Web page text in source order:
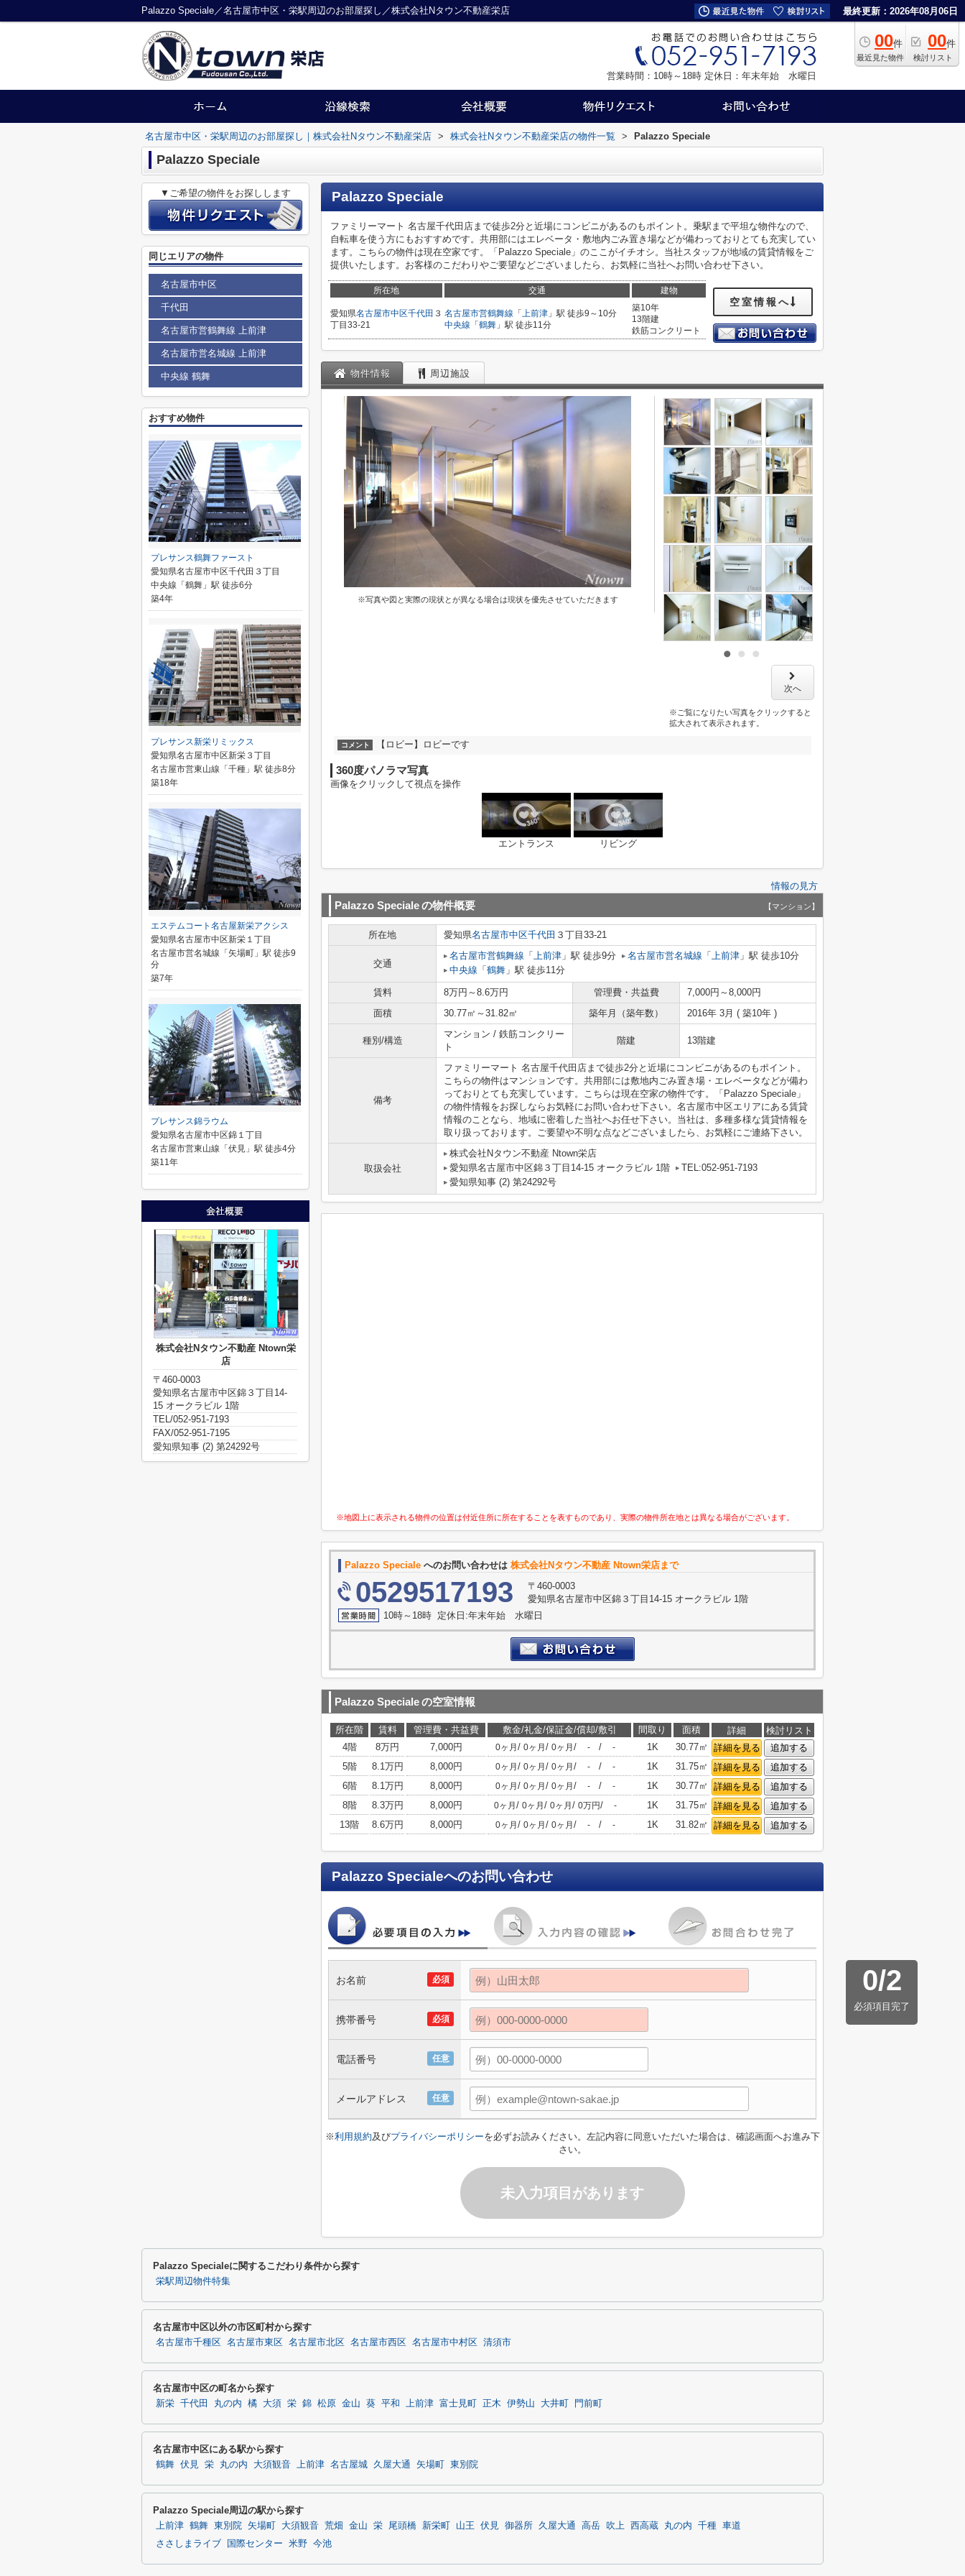
Palazzo Speciale／名古屋市中区・栄駅周辺のお部屋探し／株式会社Nタウン不動産栄店 最終更新：2026年08月06日
00件
最近見た物件
00件
検討リスト
営業時間：10時～18時 定休日：年末年始 水曜日
名古屋市中区・栄駅周辺のお部屋探し｜株式会社Nタウン不動産栄店 > 株式会社Nタウン不動産栄店の物件一覧 > Palazzo Speciale
Palazzo Speciale
Palazzo Speciale
ファミリーマート 名古屋千代田店まで徒歩2分と近場にコンビニがあるのもポイント。乗駅まで平坦な物件なので、
自転車を使う方にもおすすめです。共用部にはエレベータ・敷地内ごみ置き場などが備わっておりとても充実してい
ます。こちらの物件は現在空家です。「Palazzo Speciale」のここがイチオシ。当社スタッフが地域の賃貸情報をご
提供いたします。お客様のこだわりやご要望などございましたら、お気軽に当社へお問い合わせ下さい。
所在地 交通 建物
愛知県名古屋市中区千代田 ３
丁目33-21
名古屋市営鶴舞線 「 上前津 」駅 徒歩9～10分
中央線 「 鶴舞 」駅 徒歩11分
築10年
13階建
鉄筋コンクリート
空室情報へ
物件情報 周辺施設
※写真や図と実際の現状とが異なる場合は現状を優先させていただきます
次へ
※ご覧になりたい写真をクリックすると
拡大されて表示されます。
コメント 【ロビー】ロビーです
360度パノラマ写真
画像をクリックして視点を操作
エントランス リビング
情報の見方
Palazzo Specialeの物件概要 【マンション】
所在地 愛知県名古屋市中区千代田 ３丁目33-21
交通
名古屋市営鶴舞線 「 上前津 」駅 徒歩9分 名古屋市営名城線 「 上前津 」駅 徒歩10分
中央線 「 鶴舞 」駅 徒歩11分
賃料 8万円～8.6万円 管理費・共益費
7,000円～8,000円
面積
30.77㎡～31.82㎡ 築年月（築年数） 2016年 3月 ( 築10年 )
種別/構造
マンション / 鉄筋コンクリー
ト
階建 13階建
備考
ファミリーマート 名古屋千代田店まで徒歩2分と近場にコンビニがあるのもポイント。
こちらの物件はマンションです。共用部には敷地内ごみ置き場・エレベータなどが備わ
っておりとても充実しています。こちらは現在空家の物件です。「Palazzo Speciale」
の物件情報をお探しならお気軽にお問い合わせ下さい。名古屋市中区エリアにある賃貸
情報のことなら、地域に密着した当社へお任せ下さい。当社は、多種多様な賃貸情報を
取り扱っております。ご要望や不明な点などございましたら、お気軽にご連絡下さい。
取扱会社
株式会社Nタウン不動産 Ntown栄店
愛知県名古屋市中区錦３丁目14-15 オークラビル 1階
TEL:052-951-7193
愛知県知事 (2) 第24292号
※地図上に表示される物件の位置は付近住所に所在することを表すものであり、実際の物件所在地とは異なる場合がございます。
Palazzo Speciale へのお問い合わせは 株式会社Nタウン不動産 Ntown栄店まで
0529517193
〒460-0003
愛知県名古屋市中区錦３丁目14-15 オークラビル 1階
10時～18時 定休日:年末年始 水曜日
Palazzo Specialeの空室情報
所在階 賃料 管理費・共益費 敷金/礼金/保証金/償却/敷引 間取り 面積 詳細
検討リスト
4階
8万円 7,000円 0ヶ月 / 0ヶ月 / 0ヶ月 / - / - 1K 30.77㎡ 詳細を見る
追加する
5階
8.1万円 8,000円 0ヶ月 / 0ヶ月 / 0ヶ月 / - / - 1K 31.75㎡ 詳細を見る
追加する
6階
8.1万円 8,000円 0ヶ月 / 0ヶ月 / 0ヶ月 / - / - 1K 30.77㎡ 詳細を見る
追加する
8階
8.3万円 8,000円 0ヶ月 / 0ヶ月 / 0ヶ月 / 0万円/ - 1K 31.75㎡ 詳細を見る
追加する
13階
8.6万円 8,000円 0ヶ月 / 0ヶ月 / 0ヶ月 / - / - 1K 31.82㎡ 詳細を見る 追加する
Palazzo Specialeへのお問い合わせ
0/2
必須項目完了
必須
お名前
必須
携帯番号
任意
電話番号
任意
メールアドレス
※利用規約及びプライバシーポリシーを必ずお読みください。左記内容に同意いただいた場合は、確認画面へお進み下
さい。
未入力項目があります
▼ご希望の物件をお探しします
同じエリアの物件
名古屋市中区
千代田
名古屋市営鶴舞線 上前津
名古屋市営名城線 上前津
中央線 鶴舞
おすすめ物件
プレサンス鶴舞ファースト
愛知県名古屋市中区千代田３丁目
中央線「鶴舞」駅 徒歩6分
築4年
プレサンス新栄リミックス
愛知県名古屋市中区新栄３丁目
名古屋市営東山線「千種」駅 徒歩8分
築18年
エステムコート名古屋新栄アクシス
愛知県名古屋市中区新栄１丁目
名古屋市営名城線「矢場町」駅 徒歩9
分
築7年
プレサンス錦ラウム
愛知県名古屋市中区錦１丁目
名古屋市営東山線「伏見」駅 徒歩4分
築11年
株式会社Nタウン不動産 Ntown栄
店
〒460-0003
愛知県名古屋市中区錦３丁目14-
15 オークラビル 1階
TEL/052-951-7193
FAX/052-951-7195
愛知県知事 (2) 第24292号
Palazzo Specialeに関するこだわり条件から探す
栄駅周辺物件特集
名古屋市中区以外の市区町村から探す
名古屋市千種区 名古屋市東区 名古屋市北区 名古屋市西区 名古屋市中村区 清須市
名古屋市中区の町名から探す
新栄 千代田 丸の内 橘 大須 栄 錦 松原 金山 葵 平和 上前津 富士見町 正木 伊勢山 大井町 門前町
名古屋市中区にある駅から探す
鶴舞 伏見 栄 丸の内 大須観音 上前津 名古屋城 久屋大通 矢場町 東別院
Palazzo Speciale周辺の駅から探す
上前津 鶴舞 東別院 矢場町 大須観音 荒畑 金山 栄 尾頭橋 新栄町 山王 伏見 御器所 久屋大通 高岳 吹上 西高蔵 丸の内 千種 車道
ささしまライブ
国際センター 米野 今池